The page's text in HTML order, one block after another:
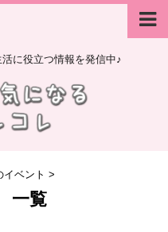
に役立つ情報を発信中♪
イベント >
一覧